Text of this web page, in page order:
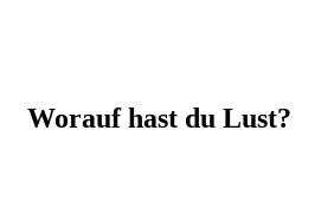
Worauf hast du Lust?